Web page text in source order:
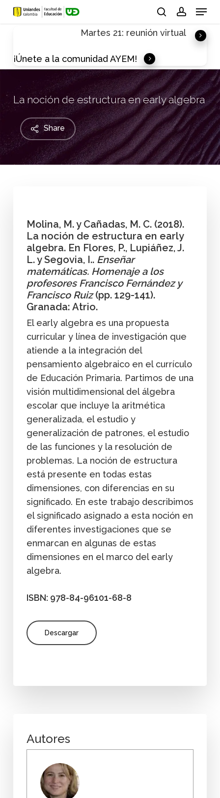
Skip
Menu
Martes 21: reunión virtual
¡Únete a la comunidad AYEM!
La noción de estructura en early algebra
Share
Molina, M. y Cañadas, M. C. (2018).
La noción de estructura en early
algebra. En Flores, P., Lupiáñez, J.
L. y Segovia, I.. Enseñar
matemáticas. Homenaje a los
profesores Francisco Fernández y
Francisco Ruiz(pp. 129-141).
Granada: Atrio.
El early algebra es una propuesta
curricular y línea de investigación que
atiende a la integración del
pensamiento algebraico en el currículo
de Educación Primaria. Partimos de una
visión multidimensional del álgebra
escolar que incluye la aritmética
generalizada, el estudio y
generalización de patrones, el estudio
de las funciones y la resolución de
problemas. La noción de estructura
está presente en todas estas
dimensiones, con diferencias en su
significado. En este trabajo describimos
el significado asignado a esta noción en
diferentes investigaciones que se
enmarcan en algunas de estas
dimensiones en el marco del early
algebra.
ISBN: 978-84-96101-68-8
Descargar
Autores